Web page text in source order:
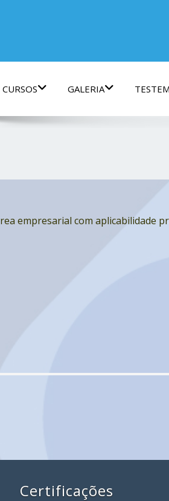
CURSOS GALERIA
empresarial com aplicabilidade
Certificações